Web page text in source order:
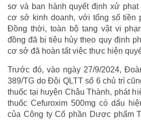
sơ và ban hành quyết định xử
cơ sở kinh doanh, với tổng số tiền
Đồng thời, toàn bộ tang vật vi
đồng đã bị tiêu hủy theo quy định
cơ sở đã hoàn tất việc thực hiện
Trước đó, vào ngày 27/9/2024,
389/TG do Đội QLTT số 6 chủ trì
thuốc tại huyện Châu Thành, phát
thuốc Cefuroxim 500mg có dấu
của Công ty Cổ phần Dược phẩm